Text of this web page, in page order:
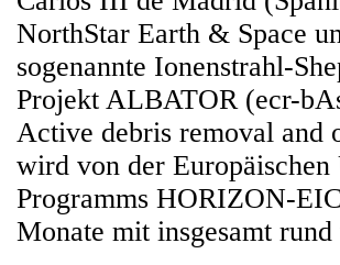
NorthStar Earth & Space
sogenannte Ionenstrahl-
Projekt ALBATOR (ecr-
Active debris removal and
wird von der
Programms HORIZON-
Monate mit insgesamt